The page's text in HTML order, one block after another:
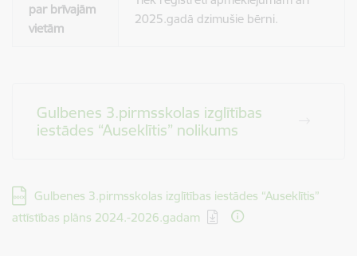
par brīvajām
vietām
2025.gadā dzimušie bērni.
Gulbenes 3.pirmsskolas izglītības
iestādes “Auseklītis” nolikums
Lejupielādēt:
Gulbenes 3.pirmsskolas izglītības iestādes “Auseklītis”
attīstības plāns 2024.-2026.gadam